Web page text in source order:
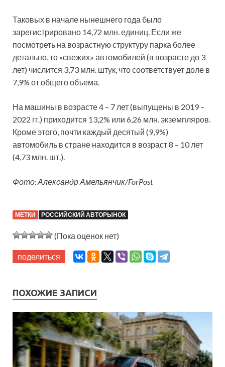
Таковых в начале нынешнего года было
зарегистрировано 14,72 млн. единиц. Если же
посмотреть на возрастную структуру парка более
детально, то «свежих» автомобилей (в возрасте до 3
лет) числится 3,73 млн. штук, что соответствует доле в
7,9% от общего объема.
На машины в возрасте 4 – 7 лет (выпущены в 2019 –
2022 гг.) приходится 13,2% или 6,26 млн. экземпляров.
Кроме этого, почти каждый десятый (9,9%)
автомобиль в стране находится в возраст 8 – 10 лет
(4,73 млн. шт.).
Фото: Александр Амельянчик/ForPost
МЕТКИ РОССИЙСКИЙ АВТОРЫНОК
(Пока оценок нет)
поделиться
ПОХОЖИЕ ЗАПИСИ